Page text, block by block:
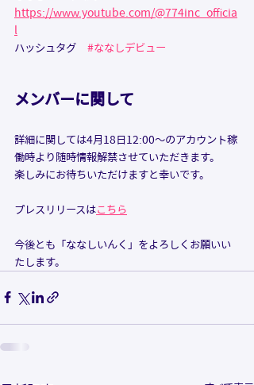
https://www.youtube.com/@774inc_officia
ハッシュタグ #ななしデビュー
メンバーに関して
詳細に関しては4月18日12:00〜のアカウント稼
働時より随時情報解禁させていただきます。
楽しみにお待ちいただけますと幸いです。
プレスリリースはこちら
今後とも「ななしいんく」をよろしくお願いい
たします。